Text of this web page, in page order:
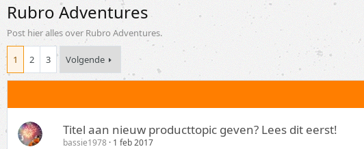
Rubro Adventures
Post hier alles over Rubro Adventures.
1 2 3 Volgende
Titel aan nieuw producttopic geven? Lees dit eerst!
bassie1978 1 feb 2017